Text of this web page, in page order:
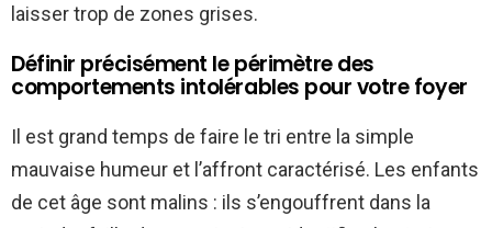
laisser trop de zones grises.
Définir précisément le périmètre des
comportements intolérables pour votre foyer
Il est grand temps de faire le tri entre la simple
mauvaise humeur et l’affront caractérisé. Les enfants
de cet âge sont malins : ils s’engouffrent dans la